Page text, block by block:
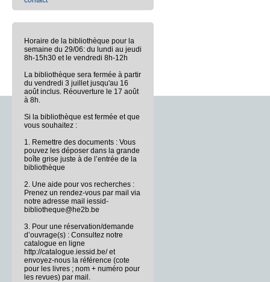
Horaire de la bibliothèque pour la
semaine du 29/06: du lundi au jeudi
8h-15h30 et le vendredi 8h-12h
La bibliothèque sera fermée à partir
du vendredi 3 juillet jusqu'au 16
août inclus. Réouverture le 17 août
à 8h.
Si la bibliothèque est fermée et que
vous souhaitez :
1. Remettre des documents : Vous
pouvez les déposer dans la grande
boîte grise juste à de l’entrée de la
bibliothèque
2. Une aide pour vos recherches :
Prenez un rendez-vous par mail via
notre adresse mail iessid-
bibliotheque@he2b.be
3. Pour une réservation/demande
d’ouvrage(s) : Consultez notre
catalogue en ligne
http://catalogue.iessid.be/ et
envoyez-nous la référence (cote
pour les livres ; nom + numéro pour
les revues) par mail.